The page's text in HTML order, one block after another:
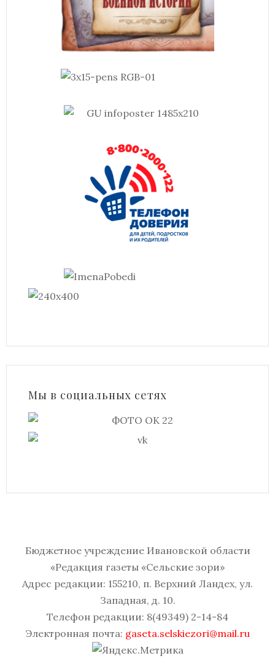
Мы в социальных сетях
Бюджетное учреждение Ивановской области
«Редакция газеты «Сельские зори»
Адрес редакции: 155210, п. Верхний Ландех, ул.
Западная, д. 10.
Телефон редакции: 8(49349) 2-14-84
Электронная почта: gaseta.selskiezori@mail.ru